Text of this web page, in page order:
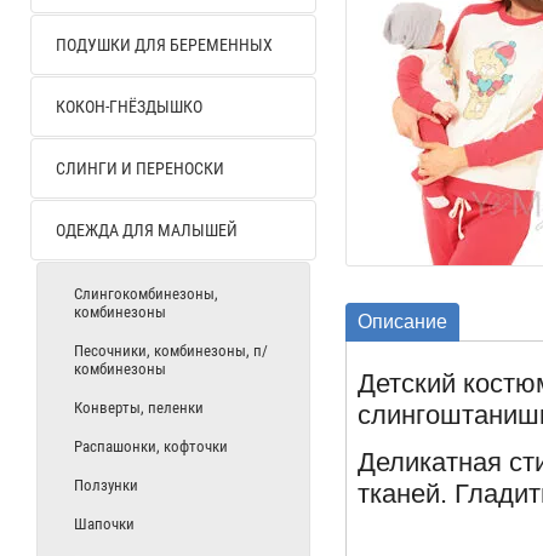
ПОДУШКИ ДЛЯ БЕРЕМЕННЫХ
КОКОН-ГНЁЗДЫШКО
СЛИНГИ И ПЕРЕНОСКИ
ОДЕЖДА ДЛЯ МАЛЫШЕЙ
Слингокомбинезоны,
комбинезоны
Песочники, комбинезоны, п/
комбинезоны
Конверты, пеленки
Распашонки, кофточки
Ползунки
Шапочки
Описание
Детский
Деликатная
тканей.